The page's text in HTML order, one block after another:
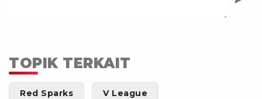
TOPIK TERKAIT
Red Sparks V League